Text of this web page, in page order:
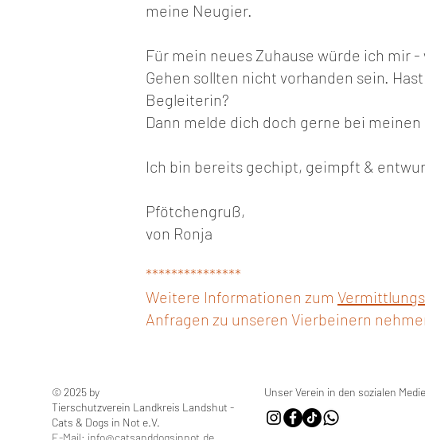
meine Neugier.
Für mein neues Zuhause würde ich mir
Gehen sollten nicht vorhanden sein.
Begleiterin?
Dann melde dich doch gerne bei
Ich bin bereits gechipt, geimpft &
Pfötchengruß,
von Ronja
***************
Weitere Informationen zum
Anfragen zu unseren Vierbeinern
© 2025 by
Tierschutzverein Landkreis Landshut -
Cats & Dogs in Not e.V.
E-Mail: info@catsanddogsinnot.de
Unser Verein in den sozialen